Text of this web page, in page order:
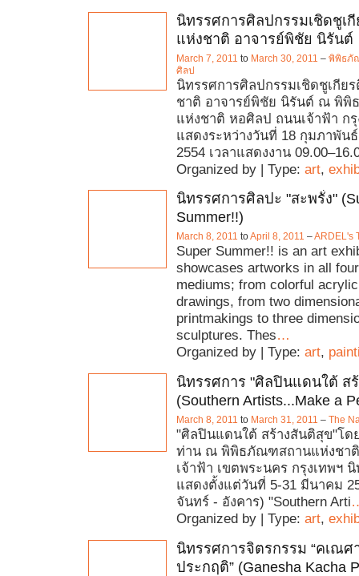
นิทรรศการศิลปกรรมเชิดชูเ
แห่งชาติ อาจารย์พิชัย นิรันต์
March 7, 2011 to March 30, 2011 – พิพิธภั
ศิลป
นิทรรศการศิลปกรรมเชิดชูเกีย
ชาติ อาจารย์พิชัย นิรันต์ ณ พิ
แห่งชาติ หอศิลป ถนนเจ้าฟ้า กรุ
แสดงระหว่างวันที่ 18 กุมภาพัน
2554 เวลาแสดงงาน
Organized by | Type: art,
นิทรรศการศิลปะ "สะพรั่ง"
Summer!!)
March 8, 2011 toApril 8, 2011 –ARDEL's
Super Summer!! is an art
showcases artworks in all
mediums; from colorful
drawings, from two
printmakings to three
sculptures. Thes…
Organized by | Type: art,
นิทรรศการ "ศิลปินแดนใต้ ส
(Southern Artists...Make a
March 8, 2011 to March 31, 2011 – The
"ศิลปินแดนใต้ สร้างสันติสุข"โด
ท่าน ณ พิพิธภัณฑสถานแห่งชา
เจ้าฟ้า เขตพระนคร กรุงเทพฯ
แสดงตั้งแต่วันที่ 5-31 มีนาคม
จันทร์ - อังคาร) "Southern Arti
Organized by | Type: art,
นิทรรศการจิตรกรรม “คเณศ
ประกฤติ” (Ganesha Kacha